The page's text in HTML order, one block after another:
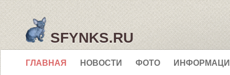
SFYNKS.RU
ГЛАВНАЯ НОВОСТИ ФОТО